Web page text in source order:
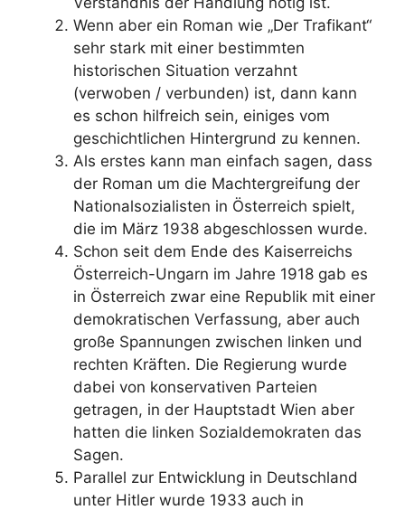
Wenn aber ein Roman wie „Der Trafikant“
sehr stark mit einer bestimmten
historischen Situation verzahnt
(verwoben / verbunden) ist, dann kann
es schon hilfreich sein, einiges vom
geschichtlichen Hintergrund zu kennen.
Als erstes kann man einfach sagen, dass
der Roman um die Machtergreifung der
Nationalsozialisten in Österreich spielt,
die im März 1938 abgeschlossen wurde.
Schon seit dem Ende des Kaiserreichs
Österreich-Ungarn im Jahre 1918 gab es
in Österreich zwar eine Republik mit einer
demokratischen Verfassung, aber auch
große Spannungen zwischen linken und
rechten Kräften. Die Regierung wurde
dabei von konservativen Parteien
getragen, in der Hauptstadt Wien aber
hatten die linken Sozialdemokraten das
Sagen.
Parallel zur Entwicklung in Deutschland
unter Hitler wurde 1933 auch in